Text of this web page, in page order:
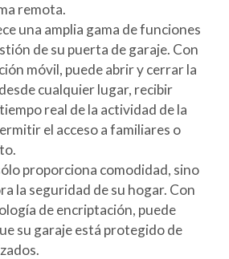
remota.
una amplia gama de funciones
de su puerta de garaje. Con
móvil, puede abrir y cerrar la
cualquier lugar, recibir
real de la actividad de la
el acceso a familiares o
proporciona comodidad, sino
la seguridad de su hogar. Con
de encriptación, puede
su garaje está protegido de